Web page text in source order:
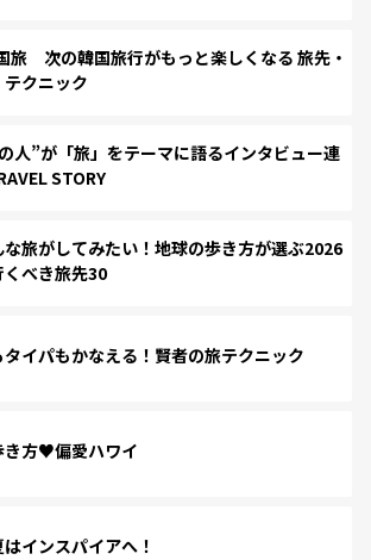
旅 次の韓国旅行がもっと楽しくなる 旅先・
クニック
人”が「旅」をテーマに語るインタビュー連
STORY
旅がしてみたい！地球の歩き方が選ぶ2026
べき旅先30
タイパもかなえる！賢者の旅テクニック
き方♥偏愛ハワイ
インスパイアへ！